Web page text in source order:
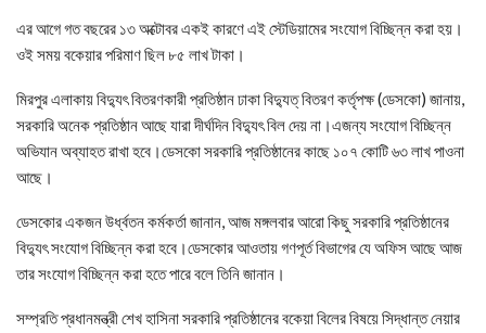
এর আগে গত বছরের ১৩ অক্টোবর একই কারণে এই স্টেডিয়ামের সংযোগ বিচ্ছিন্ন করা হয়।
ওই সময় বকেয়ার পরিমাণ ছিল ৮৫ লাখ টাকা।
মিরপুর এলাকায় বিদ্যুৎ বিতরণকারী প্রতিষ্ঠান ঢাকা বিদ্যুত্ বিতরণ কর্তৃপক্ষ (ডেসকো) জানায়,
সরকারি অনেক প্রতিষ্ঠান আছে যারা দীর্ঘদিন বিদ্যুৎ বিল দেয় না।এজন্য সংযোগ বিচ্ছিন্ন
অভিযান অব্যাহত রাখা হবে।ডেসকো সরকারি প্রতিষ্ঠানের কাছে ১০৭ কোটি ৬৩ লাখ পাওনা
আছে।
ডেসকোর একজন উর্ধ্বতন কর্মকর্তা জানান, আজ মঙ্গলবার আরো কিছু সরকারি প্রতিষ্ঠানের
বিদ্যুৎ সংযোগ বিচ্ছিন্ন করা হবে।ডেসকোর আওতায় গণপূর্ত বিভাগের যে অফিস আছে আজ
তার সংযোগ বিচ্ছিন্ন করা হতে পারে বলে তিনি জানান।
সম্প্রতি প্রধানমন্ত্রী শেখ হাসিনা সরকারি প্রতিষ্ঠানের বকেয়া বিলের বিষয়ে সিদ্ধান্ত নেয়ার